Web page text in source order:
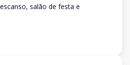
salão de festa e